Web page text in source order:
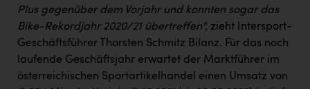
Jane Goodall Institute Austria
Kärcher
Karin Liedl
Plus gegenüber dem Vorjahr und konnten sogar das
Bike-Rekordjahr 2020/21 übertreffen“, zieht Intersport-
Geschäftsführer Thorsten Schmitz Bilanz. Für das noch
laufende Geschäftsjahr erwartet der Marktführer im
österreichischen Sportartikelhandel einen Umsatz von